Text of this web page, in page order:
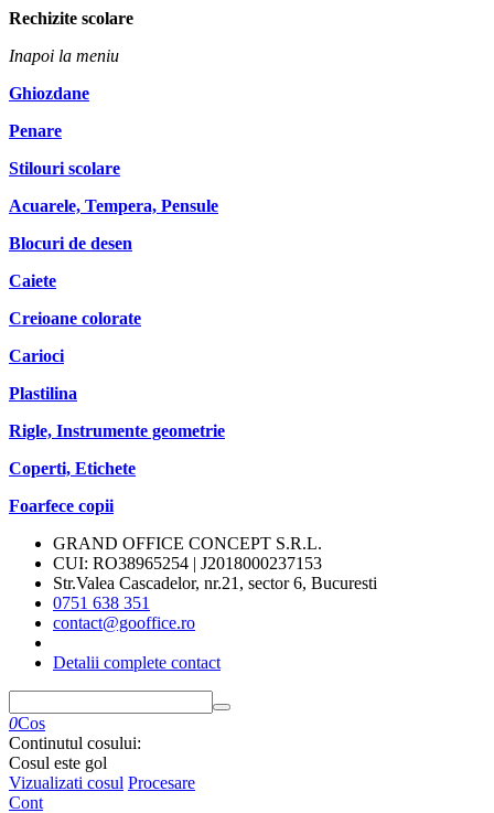
Rechizite scolare
Inapoi la meniu
Ghiozdane
Penare
Stilouri scolare
Acuarele, Tempera, Pensule
Blocuri de desen
Caiete
Creioane colorate
Carioci
Plastilina
Rigle, Instrumente geometrie
Coperti, Etichete
Foarfece copii
GRAND OFFICE CONCEPT S.R.L.
CUI: RO38965254 | J2018000237153
Str.Valea Cascadelor, nr.21, sector 6, Bucuresti
0751 638 351
contact@gooffice.ro
Detalii complete contact
0Cos
Continutul cosului:
Cosul este gol
Vizualizati cosul Procesare
Cont